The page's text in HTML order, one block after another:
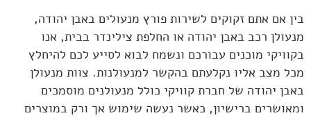
בין אם אתם זקוקים לשירות פורץ מנעולים באבן יהודה,
מנעולן רכב באבן יהודה או החלפת צילינדר בבית, אנו
בקוויקי מוכנים עבורכם ונשמח לבוא לסייע לכם להיחלץ
מכל מצב אליו נקלעתם בהקשר למנעולנות. צוות מנעולן
באבן יהודה של חברת קוויקי כולל מנעולנים מוסמכים
ומאושרים ברישיון, כאשר נעשה שימוש אך ורק במוצרים